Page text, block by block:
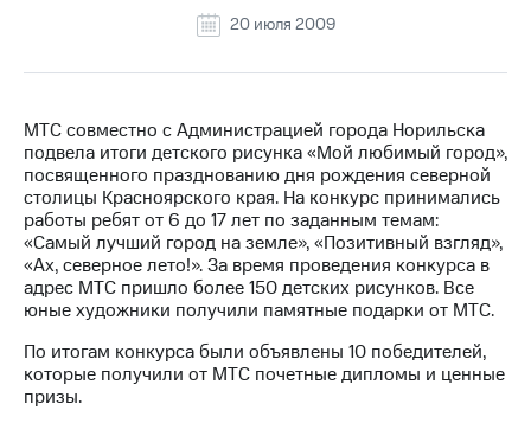
информация
Контакты
Медиа-центр
Пресс-
релизы
МТС
о технологиях
Достижения
Интервью
20 июля 2009
МТС совместно с Администрацией города Норильска
подвела итоги детского рисунка «Мой любимый город»,
посвященного празднованию дня рождения северной
столицы Красноярского края. На конкурс принимались
работы ребят от 6 до 17 лет по заданным темам:
«Самый лучший город на земле», «Позитивный взгляд»,
«Ах, северное лето!». За время проведения конкурса в
адрес МТС пришло более 150 детских рисунков. Все
юные художники получили памятные подарки от МТС.
По итогам конкурса были объявлены 10 победителей,
которые получили от МТС почетные дипломы и ценные
призы.